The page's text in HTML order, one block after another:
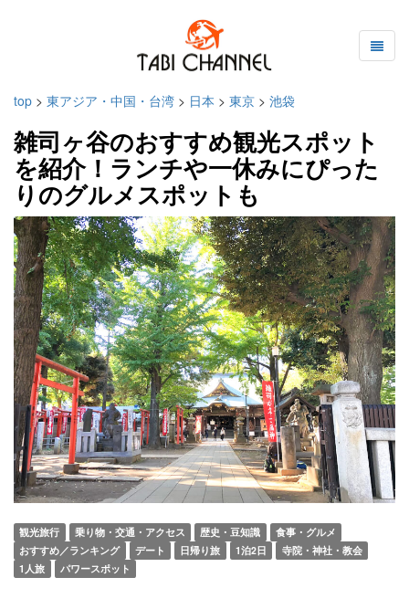
top > 東アジア・中国・台湾 > 日本 > 東京 > 池袋
雑司ヶ谷のおすすめ観光スポット
を紹介！ランチや一休みにぴった
りのグルメスポットも
観光旅行 乗り物・交通・アクセス 歴史・豆知識
食事・グルメ
おすすめ／ランキング
デート 日帰り旅 1泊2日
寺院・神社・教会
1人旅
パワースポット